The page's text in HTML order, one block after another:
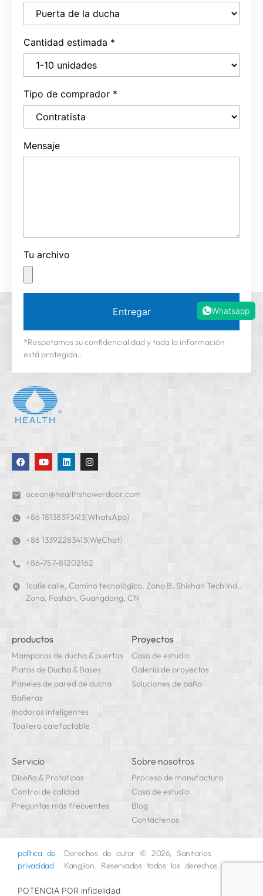
Cantidad estimada *
Tipo de comprador *
Mensaje
Tu archivo
Entregar
*Respetamos su confidencialidad y toda la información
está protegida..
ocean@healthshowerdoor.com
+86 18138393413(WhatsApp)
+86 13392283413(WeChat)
+86-757-81202162
1calle calle, Camino tecnológico, Zona B, Shishan Tech Ind..
Zona, Foshán, Guangdong, CN
productos
Mamparas de ducha & puertas
Platos de Ducha & Bases
Paneles de pared de ducha
Bañeras
Inodoros inteligentes
Toallero calefactable
Proyectos
Caso de estudio
Galería de proyectos
Soluciones de baño
Servicio
Diseño & Prototipos
Control de calidad
Preguntas más frecuentes
Sobre nosotros
Proceso de manufactura
Caso de estudio
Blog
Contáctenos
política de
privacidad
Derechos de autor © 2026, Sanitarios
Kangjian. Reservados todos los derechos.
POTENCIA POR infidelidad
Whatsapp